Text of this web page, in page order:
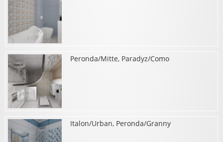
о Cifre/Cromatica/AdobePeronda/Mitte, Paradyz/Como
о Peronda/Mitte, Paradyz/ComoItalon/Urban, Peronda/Granny